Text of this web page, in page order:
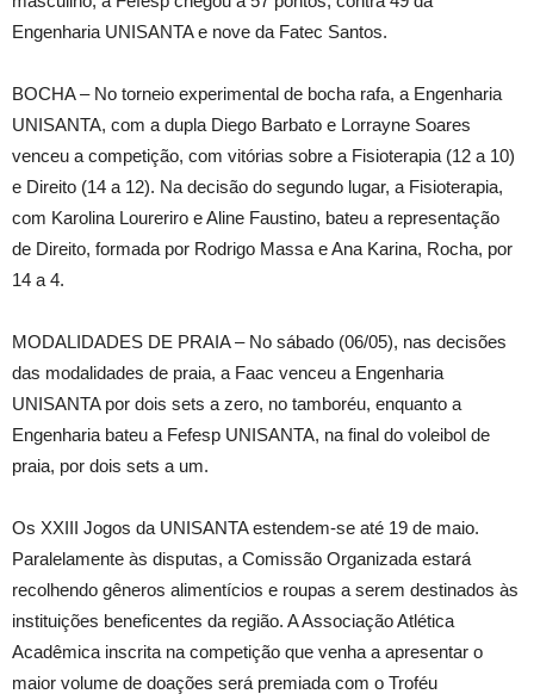
Engenharia UNISANTA e nove da Fatec Santos.
BOCHA – No torneio experimental de bocha rafa, a Engenharia
UNISANTA, com a dupla Diego Barbato e Lorrayne Soares
venceu a competição, com vitórias sobre a Fisioterapia (12 a 10)
e Direito (14 a 12). Na decisão do segundo lugar, a Fisioterapia,
com Karolina Loureriro e Aline Faustino, bateu a representação
de Direito, formada por Rodrigo Massa e Ana Karina, Rocha, por
14 a 4.
MODALIDADES DE PRAIA – No sábado (06/05), nas decisões
das modalidades de praia, a Faac venceu a Engenharia
UNISANTA por dois sets a zero, no tamboréu, enquanto a
Engenharia bateu a Fefesp UNISANTA, na final do voleibol de
praia, por dois sets a um.
Os XXIII Jogos da UNISANTA estendem-se até 19 de maio.
Paralelamente às disputas, a Comissão Organizada estará
recolhendo gêneros alimentícios e roupas a serem destinados às
instituições beneficentes da região. A Associação Atlética
Acadêmica inscrita na competição que venha a apresentar o
maior volume de doações será premiada com o Troféu